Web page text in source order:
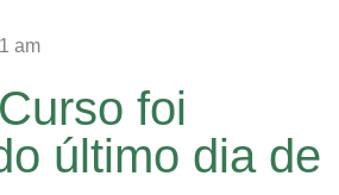
am
foi
último dia de